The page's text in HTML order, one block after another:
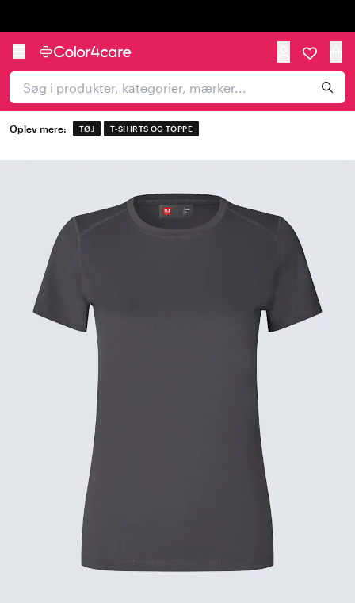
Oplev mere: TØJ T-SHIRTS OG TOPPE